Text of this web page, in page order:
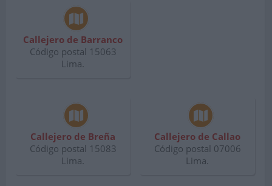
Callejero de Barranco
Código postal 15063
Lima.
Callejero de Breña
Código postal 15083
Lima.
Callejero de Callao
Código postal 07006
Lima.